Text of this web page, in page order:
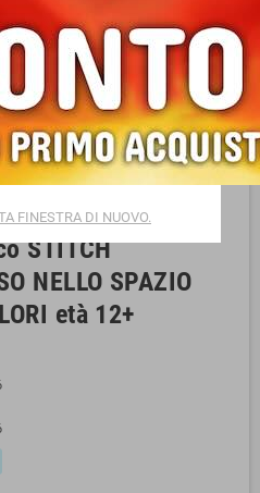
STITCH
NELLO SPAZIO
età 12+
FINESTRA DI NUOVO.